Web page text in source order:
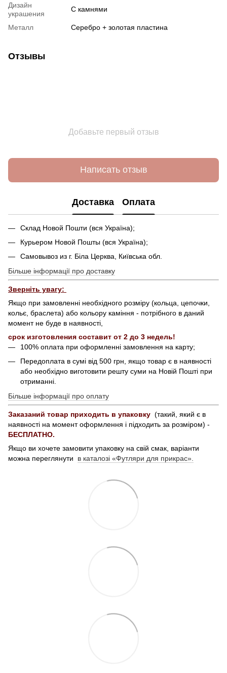
Дизайн
украшения
С камнями
Металл Серебро + золотая пластина
Отзывы
Добавьте первый отзыв
Написать отзыв
Доставка Оплата
Склад Новой Пошти (вся Україна);
Курьером Новой Пошты (вся Україна);
Самовывоз из г. Біла Церква, Київська обл.
Більше інформації про доставку
Зверніть увагу:
Якщо при замовленні необхідного розміру (кольца, цепочки,
кольє, браслета) або кольору каміння - потрібного в даний
момент не буде в наявності,
срок изготовления составит от 2 до 3 недель!
100% оплата при оформленні замовлення на карту;
Передоплата в сумі від 500 грн, якщо товар є в наявності
або необхідно виготовити решту суми на Новій Пошті при
отриманні.
Більше інформації про оплату
Заказаний товар приходить в упаковку (такий, який є в
наявності на момент оформлення і підходить за розміром) -
БЕСПЛАТНО.
Якщо ви хочете замовити упаковку на свій смак, варіанти
можна переглянути в каталозі «Футляри для прикрас».